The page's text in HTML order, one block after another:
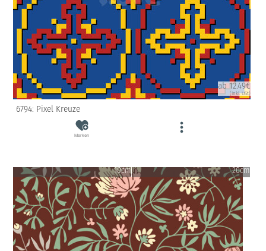
ab 12.49€
(inkl. USt)
6794: Pixel Kreuze
Merken
10cm 20cm